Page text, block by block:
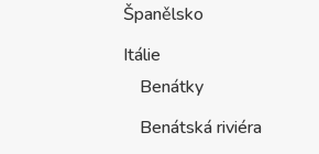
Španělsko
Itálie
Benátky
Benátská riviéra